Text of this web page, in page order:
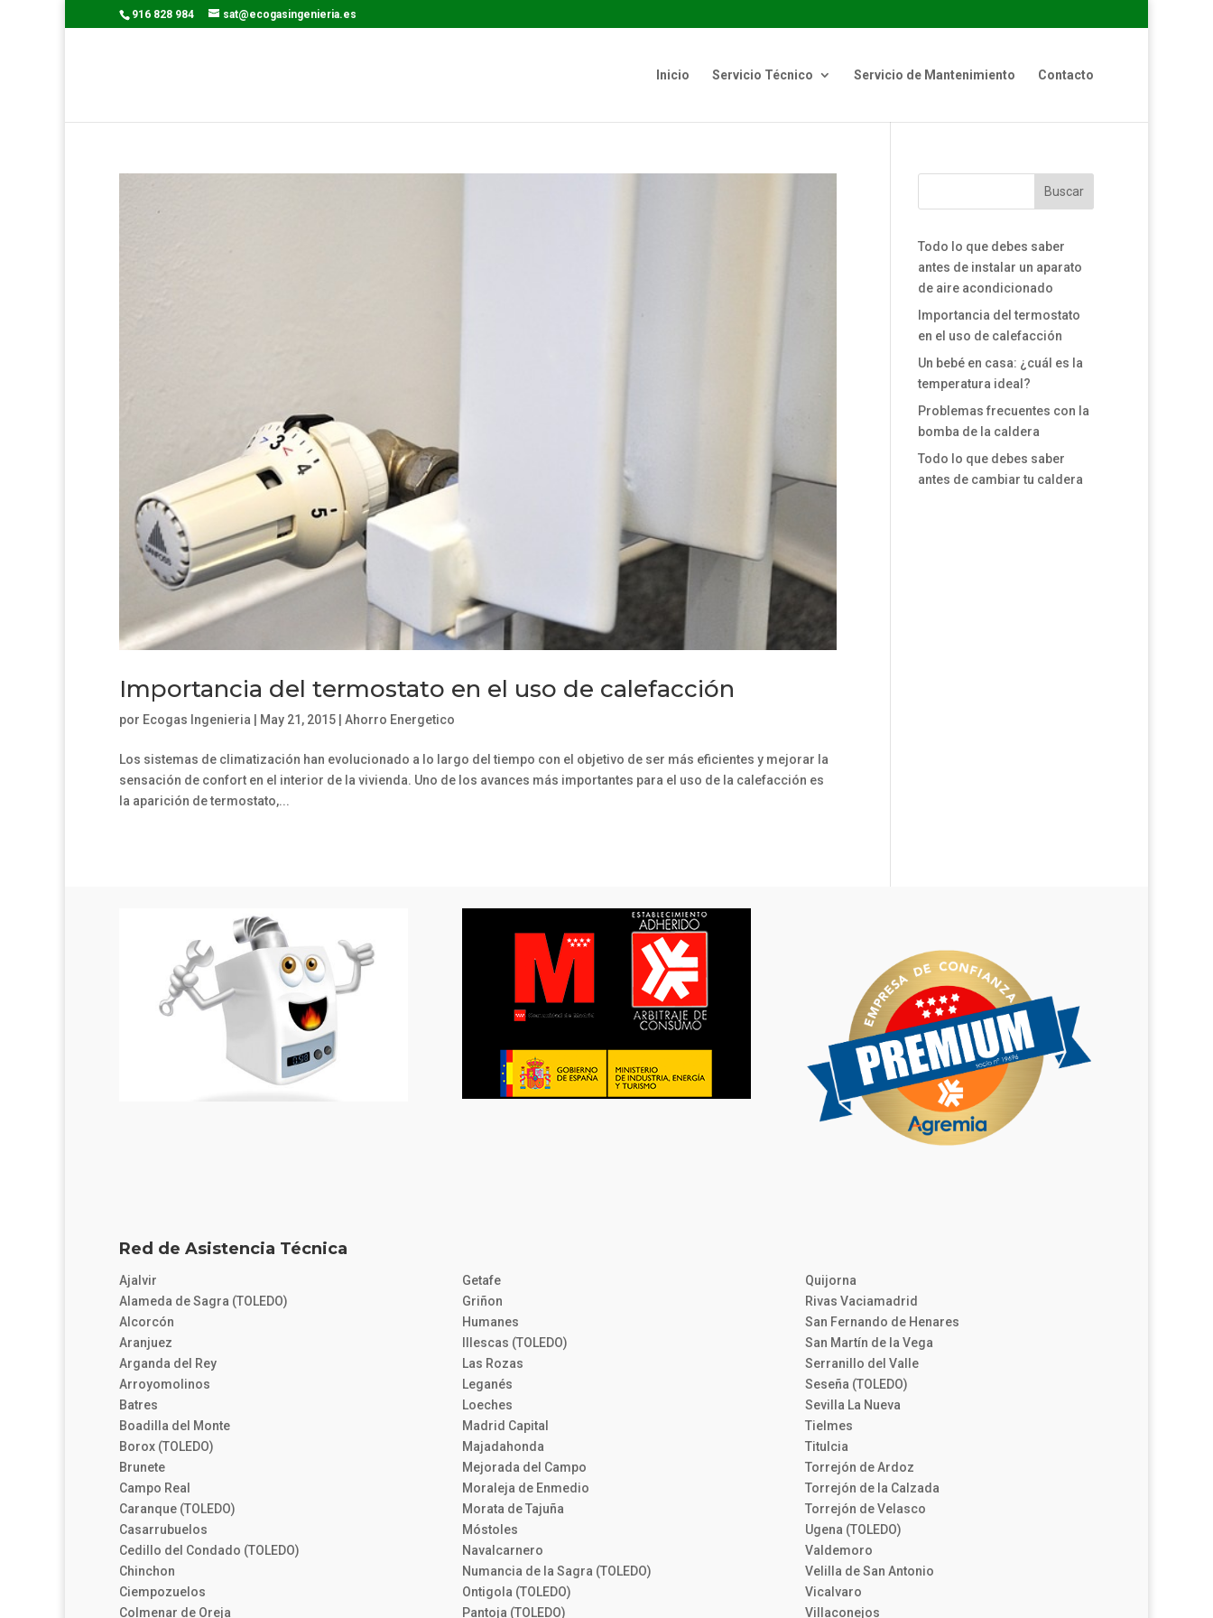
916 828 984 sat@ecogasingenieria.es
Inicio Servicio Técnico Servicio de Mantenimiento Contacto
Importancia del termostato en el uso de calefacción
por Ecogas Ingenieria May 21, 2015 Ahorro Energetico
Los sistemas de climatización han evolucionado a lo largo del tiempo con el objetivo de ser más eficientes y mejorar la
sensación de confort en el interior de la vivienda. Uno de los avances más importantes para el uso de la calefacción es
la aparición de termostato,...
Buscar
Todo lo que debes saber
antes de instalar un aparato
de aire acondicionado
Importancia del termostato
en el uso de calefacción
Un bebé en casa: ¿cuál es la
temperatura ideal?
Problemas frecuentes con la
bomba de la caldera
Todo lo que debes saber
antes de cambiar tu caldera
Red de Asistencia Técnica
Ajalvir
Alameda de Sagra (TOLEDO)
Alcorcón
Aranjuez
Arganda del Rey
Arroyomolinos
Batres
Boadilla del Monte
Borox (TOLEDO)
Brunete
Campo Real
Caranque (TOLEDO)
Casarrubuelos
Cedillo del Condado (TOLEDO)
Chinchon
Ciempozuelos
Colmenar de Oreja
Getafe
Griñon
Humanes
Illescas (TOLEDO)
Las Rozas
Leganés
Loeches
Madrid Capital
Majadahonda
Mejorada del Campo
Moraleja de Enmedio
Morata de Tajuña
Móstoles
Navalcarnero
Numancia de la Sagra (TOLEDO)
Ontigola (TOLEDO)
Pantoja (TOLEDO)
Quijorna
Rivas Vaciamadrid
San Fernando de Henares
San Martín de la Vega
Serranillo del Valle
Seseña (TOLEDO)
Sevilla La Nueva
Tielmes
Titulcia
Torrejón de Ardoz
Torrejón de la Calzada
Torrejón de Velasco
Ugena (TOLEDO)
Valdemoro
Velilla de San Antonio
Vicalvaro
Villaconejos